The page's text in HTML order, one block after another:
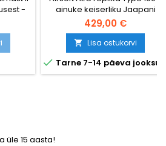
-
ainuke keiserliku Jaapani
poolt Teise maailmasõja ajal
suures koguses toodetud
püstolkuulipilduja.
Konstrueeritud Kijiro Nambu
poolt, toodetud Nagoya
Arsenalis 1942-1945. Ehtsast
429,00 €
 Lisa ostukorvi
 Tarne 7-14 päeva jooksul
üle 15 aasta!